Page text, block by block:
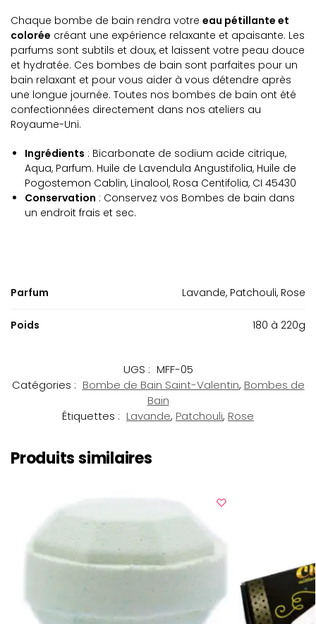
Chaque bombe de bain rendra votre eau pétillante et
colorée créant une expérience relaxante et apaisante. Les
parfums sont subtils et doux, et laissent votre peau douce
et hydratée. Ces bombes de bain sont parfaites pour un
bain relaxant et pour vous aider à vous détendre après
une longue journée. Toutes nos bombes de bain ont été
confectionnées directement dans nos ateliers au
Royaume-Uni.
Ingrédients : Bicarbonate de sodium acide citrique,
Aqua, Parfum. Huile de Lavendula Angustifolia, Huile de
Pogostemon Cablin, Linalool, Rosa Centifolia, CI 45430
Conservation : Conservez vos Bombes de bain dans
un endroit frais et sec.
Parfum Lavande, Patchouli, Rose
Poids 180 à 220g
UGS : MFF-05
Catégories : Bombe de Bain Saint-Valentin, Bombes de
Bain
Étiquettes : Lavande, Patchouli, Rose
Produits similaires